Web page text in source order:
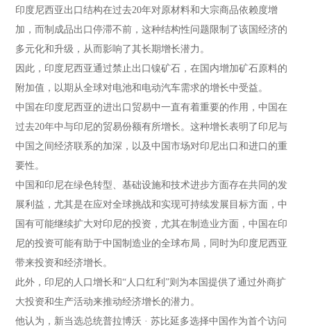
印度尼西亚出口结构在过去20年对原材料和大宗商品依赖度增
加，而制成品出口停滞不前，这种结构性问题限制了该国经济的
多元化和升级，从而影响了其长期增长潜力。
因此，印度尼西亚通过禁止出口镍矿石，在国内增加矿石原料的
附加值，以期从全球对电池和电动汽车需求的增长中受益。
中国在印度尼西亚的进出口贸易中一直有着重要的作用，中国在
过去20年中与印尼的贸易份额有所增长。这种增长表明了印尼与
中国之间经济联系的加深，以及中国市场对印尼出口和进口的重
要性。
中国和印尼在绿色转型、基础设施和技术进步方面存在共同的发
展利益，尤其是在应对全球挑战和实现可持续发展目标方面，中
国有可能继续扩大对印尼的投资，尤其在制造业方面，中国在印
尼的投资可能有助于中国制造业的全球布局，同时为印度尼西亚
带来投资和经济增长。
此外，印尼的人口增长和“人口红利”则为本国提供了通过外商扩
大投资和生产活动来推动经济增长的潜力。
他认为，新当选总统普拉博沃 · 苏比延多选择中国作为首个访问